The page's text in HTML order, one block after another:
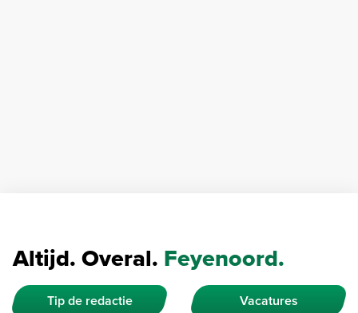
Altijd. Overal. Feyenoord.
Tip de redactie Vacatures